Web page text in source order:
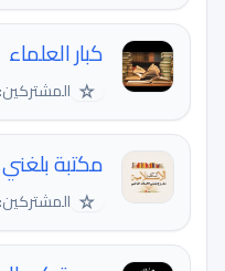
كبار العلماء
☆ المشتركين: 24,900
مكتبة
☆ المشتركين: 1,108